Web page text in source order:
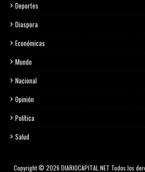
Deportes
Diaspora
Económicas
Mundo
Nacional
Opinión
Política
Salud
Copyright © 2026 DIARIOCAPITAL.NET Todos los